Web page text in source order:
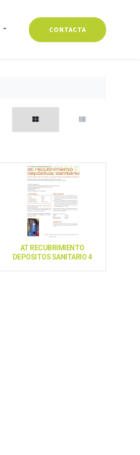
CONTACTA
AT RECUBRIMIENTO
DEPOSITOS SANITARIO 4